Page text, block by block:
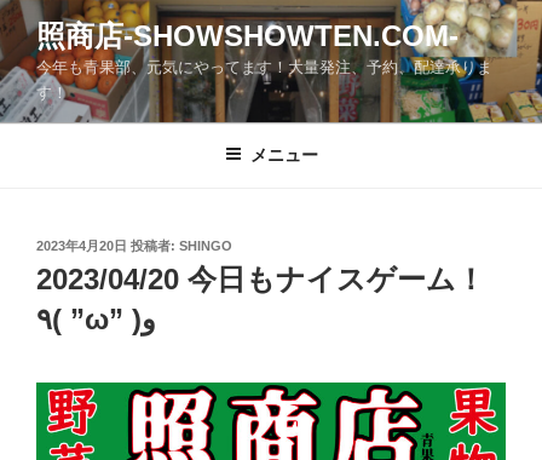
コ
テ
ン
ツ
照商店-SHOWSHOWTEN.COM-
今年も青果部、元気にやってます！大量発注、予約、配達承りま
す！
メニュー
投
稿
日:
2023年4月20日 投稿者: SHINGO
2023/04/20 今日もナイスゲーム！
٩( ”ω” )و